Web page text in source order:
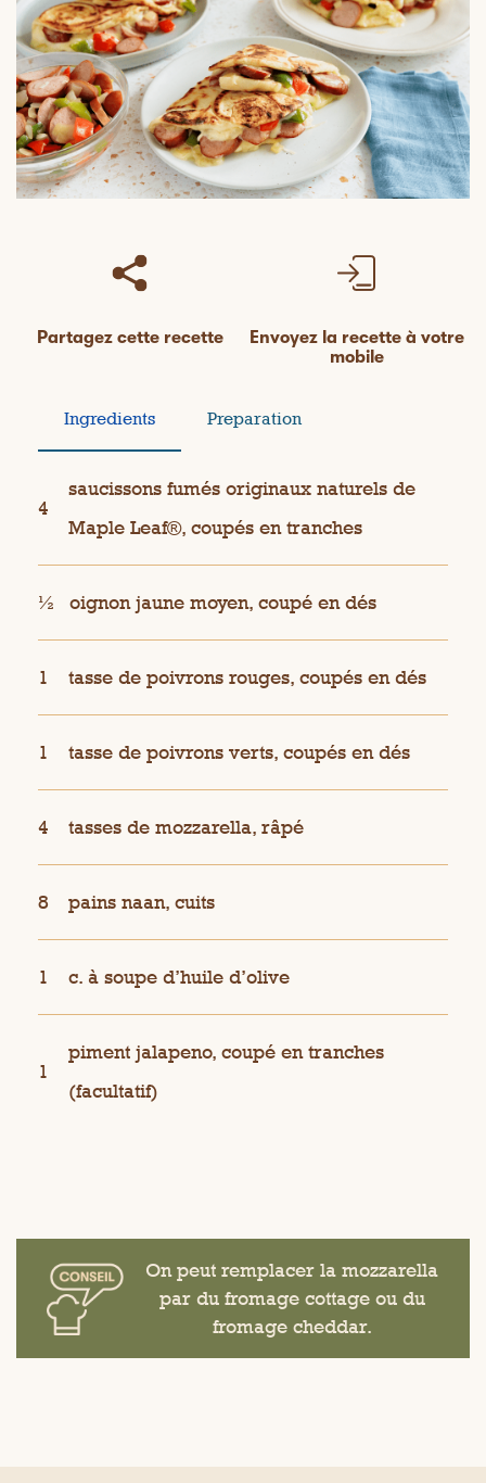
Partagez cette recette
Envoyez la recette à votre
mobile
Ingredients Preparation
4
saucissons fumés originaux naturels de
Maple Leaf®, coupés en tranches
½ oignon jaune moyen, coupé en dés
1 tasse de poivrons rouges, coupés en dés
1 tasse de poivrons verts, coupés en dés
4 tasses de mozzarella, râpé
8 pains naan, cuits
1 c. à soupe d’huile d’olive
1
piment jalapeno, coupé en tranches
(facultatif)
On peut remplacer la mozzarella
par du fromage cottage ou du
fromage cheddar.